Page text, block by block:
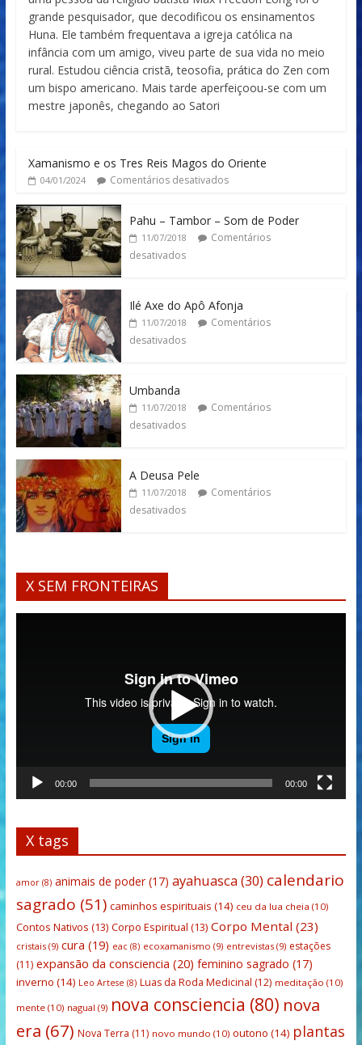
grande pesquisador, que decodificou os ensinamentos
Huna. Ele também frequentava a igreja católica na
infância com um amigo, viveu parte de sua vida no meio
rural. Estudou ciência cristã, teosofia, prática do Zen com
um bispo americano. Mais tarde aperfeiçoou-se com um
mestre japonês, chegando ao Satori
Xamanismo e os Tres Reis Magos do Oriente
04/01/2024 Comentários desativados
Pahu – Tambor – Som de Poder
11/07/2018
Comentários
desativados
Ilé Axe do Apô Afonja
11/07/2018
Comentários
desativados
Umbanda
11/07/2018
Comentários
desativados
A Deusa Pele
11/07/2018
Comentários
desativados
X SEM FRONTEIRAS
00:00 00:00
X tags
amor(8) animais de poder(17) ayahuasca(30) calendario
sagrado (51) caminhos espirituais (14) ceu da lua cheia (10)
Contos Nativos (13) Corpo Espiritual (13) Corpo Mental (23)
cristais(9) cura (19) eac(8) ecoxamanismo (9) entrevistas(9) estações
(11) expansão da consciencia (20) feminino sagrado (17)
inverno (14) Leo Artese (8) Luas da Roda Medicinal (12) meditação (10)
mente(10) nagual (9) nova consciencia (80) nova
era (67) Nova Terra (11) novo mundo (10) outono (14) plantas